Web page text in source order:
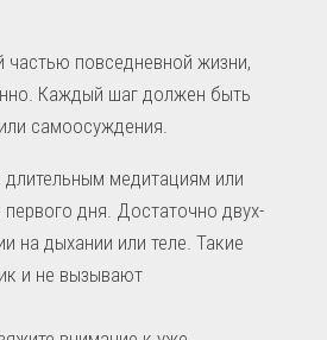
частью повседневной жизни,
Каждый шаг должен быть
самоосуждения.
длительным медитациям или
дня. Достаточно двух-
на дыхании или теле. Такие
и не вызывают